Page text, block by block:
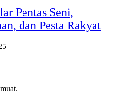
Pentas Seni,
dan Pesta Rakyat